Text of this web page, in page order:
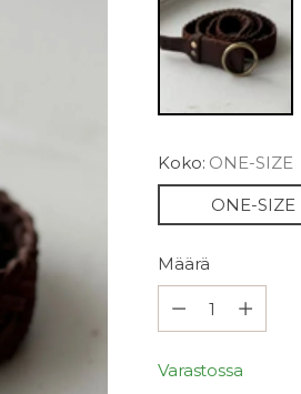
Koko: ONE-SIZE
ONE-SIZE
Määrä
Varastossa